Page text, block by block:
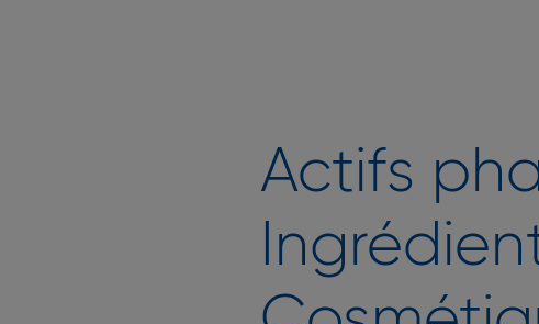
Actifs